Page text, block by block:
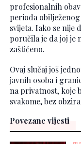
profesionalnih
perioda
svijeta. Iako se nije
poručila je da joj je
zaštićeno.
Ovaj slučaj još
javnih osoba i
na privatnost, koje
svakome, bez
Povezane vijesti